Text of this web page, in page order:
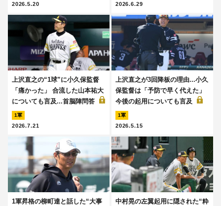
2026.5.20 2026.6.29
上沢直之の“1球”に小久保監督
「痛かった」 合流した山本祐大
についても言及...首脳陣問答
1軍
2026.7.21
上沢直之が3回降板の理由...小久
保監督は「予防で早く代えた」
今後の起用についても言及
1軍
2026.5.15
1軍昇格の柳町達と話した“大事
中村晃の左翼起用に隠された“粋